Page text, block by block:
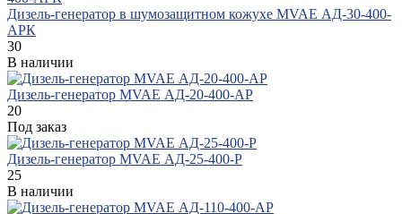
Дизель-генератор в шумозащитном кожухе MVAE АД-30-400-
АРК
30
В наличии
Дизель-генератор MVAE АД-20-400-АР
20
Под заказ
Дизель-генератор MVAE АД-25-400-Р
25
В наличии